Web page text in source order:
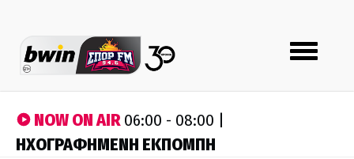
Toggle
navigation
NOW ON AIR06:00 - 08:00 |
ΗΧΟΓΡΑΦΗΜΕΝΗ ΕΚΠΟΜΠΗ